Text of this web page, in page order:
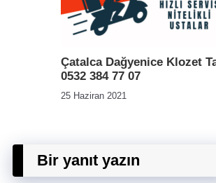
Çatalca Dağyenice Klozet
0532 384 77 07
25 Haziran 2021
Bir yanıt yazın